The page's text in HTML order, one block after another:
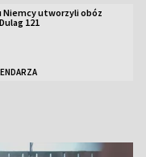
Niemcy utworzyli obóz
121